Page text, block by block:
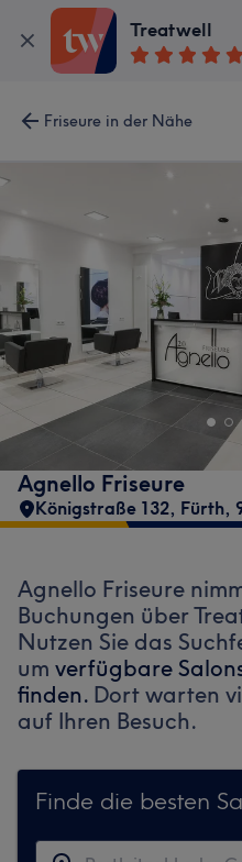
Treatwell
Friseure in der Nähe
Agnello Friseure
Königstraße 132, Fürth,
Agnello Friseure
Buchungen über
Nutzen Sie das
um verfügbare
finden. Dort warten
auf Ihren Besuch.
Finde die besten